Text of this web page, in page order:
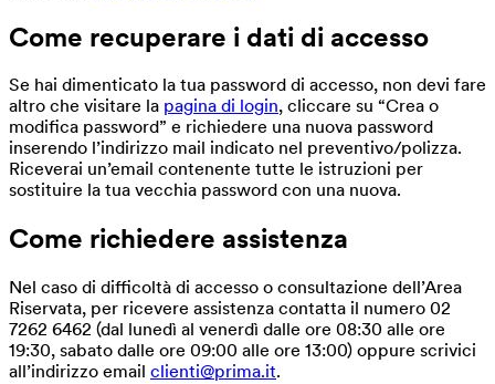
Come recuperare i dati di accesso
Se hai dimenticato la tua password di accesso, non devi fare
altro che visitare la pagina di login, cliccare su “Crea o
modifica password” e richiedere una nuova password
inserendo l’indirizzo mail indicato nel preventivo/polizza.
Riceverai un’email contenente tutte le istruzioni per
sostituire la tua vecchia password con una nuova.
Come richiedere assistenza
Nel caso di difficoltà di accesso o consultazione dell’Area
Riservata, per ricevere assistenza contatta il numero 02
7262 6462 (dal lunedì al venerdì dalle ore 08:30 alle ore
19:30, sabato dalle ore 09:00 alle ore 13:00) oppure scrivici
all’indirizzo email clienti@prima.it.